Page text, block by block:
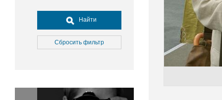
Досуг, туризм и отдых
Культура
Медицина
Окружающая среда
Найти
Сбросить фильтр